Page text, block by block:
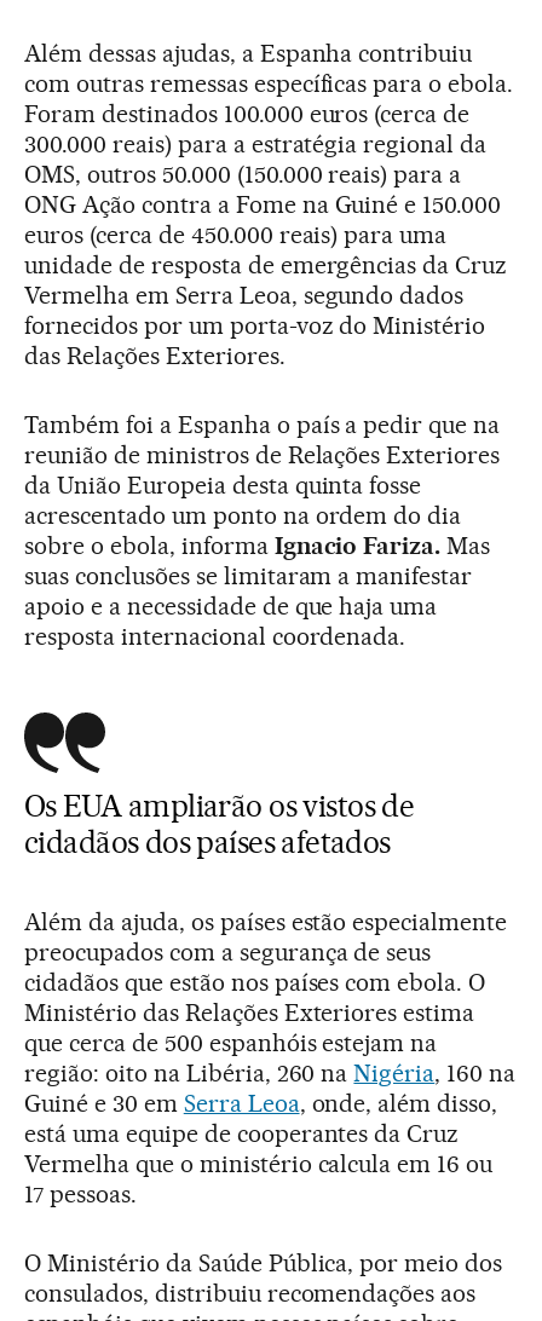
Além dessas ajudas, a Espanha contribuiu
com outras remessas específicas para o ebola.
Foram destinados 100.000 euros (cerca de
300.000 reais) para a estratégia regional da
OMS, outros 50.000 (150.000 reais) para a
ONG Ação contra a Fome na Guiné e 150.000
euros (cerca de 450.000 reais) para uma
unidade de resposta de emergências da Cruz
Vermelha em Serra Leoa, segundo dados
fornecidos por um porta-voz do Ministério
das Relações Exteriores.
Também foi a Espanha o país a pedir que na
reunião de ministros de Relações Exteriores
da União Europeia desta quinta fosse
acrescentado um ponto na ordem do dia
sobre o ebola, informa Ignacio Fariza. Mas
suas conclusões se limitaram a manifestar
apoio e a necessidade de que haja uma
resposta internacional coordenada.
Os EUA ampliarão os vistos de
cidadãos dos países afetados
Além da ajuda, os países estão especialmente
preocupados com a segurança de seus
cidadãos que estão nos países com ebola. O
Ministério das Relações Exteriores estima
que cerca de 500 espanhóis estejam na
região: oito na Libéria, 260 naNigéria, 160 na
Guiné e 30 em Serra Leoa, onde, além disso,
está uma equipe de cooperantes da Cruz
Vermelha que o ministério calcula em 16 ou
17 pessoas.
O Ministério da Saúde Pública, por meio dos
consulados, distribuiu recomendações aos